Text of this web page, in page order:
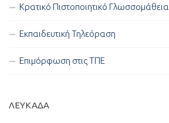
Κρατικό Πιστοποιητικό
Εκπαιδευτική Τηλεόραση
Επιμόρφωση στις ΤΠΕ
ΛΕΥΚΑΔΑ